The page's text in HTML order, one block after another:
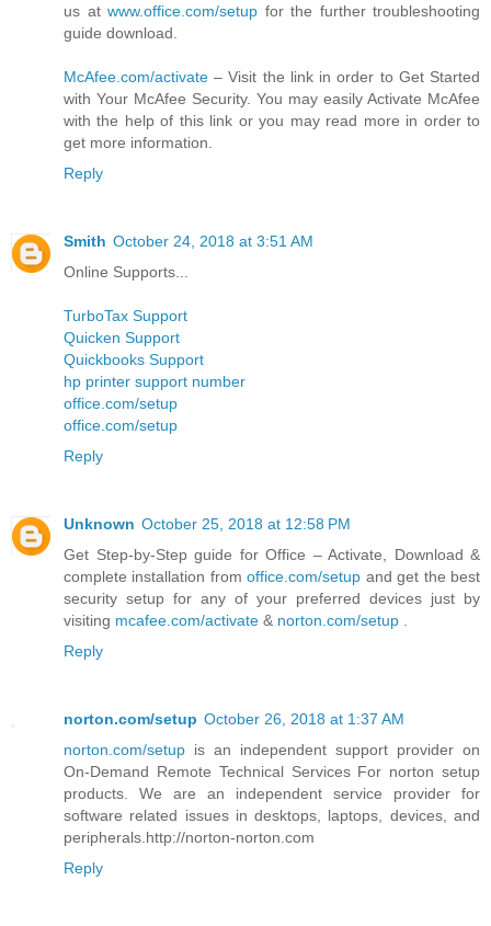
us at www.office.com/setup for the further troubleshooting
guide download.
McAfee.com/activate – Visit the link in order to Get Started
with Your McAfee Security. You may easily Activate McAfee
with the help of this link or you may read more in order to
get more information.
Reply
Smith October 24, 2018 at 3:51 AM
Online Supports...
TurboTax Support
Quicken Support
Quickbooks Support
hp printer support number
office.com/setup
office.com/setup
Reply
Unknown October 25, 2018 at 12:58 PM
Get Step-by-Step guide for Office – Activate, Download &
complete installation fromoffice.com/setup and get the best
security setup for any of your preferred devices just by
visiting mcafee.com/activate & norton.com/setup .
Reply
norton.com/setup October 26, 2018 at 1:37 AM
norton.com/setup is an independent support provider on
On-Demand Remote Technical Services For norton setup
products. We are an independent service provider for
software related issues in desktops, laptops, devices, and
peripherals.http://norton-norton.com
Reply